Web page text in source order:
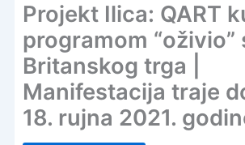
Projekt Ilica: QART
programom “oživio”
Britanskog trga |
Manifestacija traje
18. rujna 2021.